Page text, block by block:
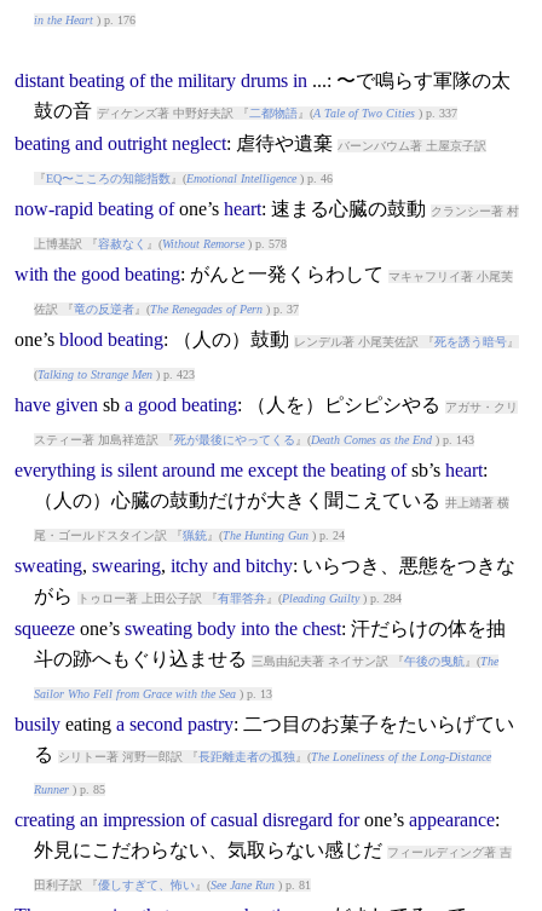
in the Heart) p. 176
distant beating of the military drums in ...: 〜で鳴らす軍隊の太
鼓の音 ディケンズ著 中野好夫訳 『二都物語』(A Tale of Two Cities) p. 337
beating and outright neglect: 虐待や遺棄 バーンバウム著 土屋京子訳
『EQ〜こころの知能指数』(Emotional Intelligence) p. 46
now-rapid beating ofone’s heart: 速まる心臓の鼓動 クランシー著 村
上博基訳 『容赦なく 』(Without Remorse) p. 578
with the good beating: がんと一発くらわして マキャフリイ著 小尾芙
佐訳 『竜の反逆者』(The Renegades of Pern) p. 37
one’s blood beating: （人の）鼓動 レンデル著 小尾芙佐訳 『死を誘う暗号』
(Talking to Strange Men) p. 423
have given sb a good beating: （人を）ピシピシやる アガサ・クリ
スティー著 加島祥造訳 『死が最後にやってくる 』(Death Comes as the End) p. 143
everything is silent around me except the beating ofsb’s heart:
（人の）心臓の鼓動だけが大きく聞こえている 井上靖著 横
尾・ゴールドスタイン訳 『猟銃 』(The Hunting Gun) p. 24
sweating, swearing, itchy and bitchy: いらつき、悪態をつきな
がら
トゥロー著 上田公子訳 『有罪答弁』(Pleading Guilty) p. 284
squeezeone’s sweating body into the chest: 汗だらけの体を抽
斗の跡へもぐり込ませる
三島由紀夫著 ネイサン訳 『午後の曳航 』(The
Sailor Who Fell from Grace with the Sea) p. 13
busily eating a second pastry: 二つ目のお菓子をたいらげてい
る
シリトー著 河野一郎訳 『長距離走者の孤独 』(The Loneliness of the Long-Distance
Runner) p. 85
creating an impression of casual disregard forone’s appearance:
外見にこだわらない、気取らない感じだ フィールディング著 吉
田利子訳 『優しすぎて、怖い』(See Jane Run) p. 81